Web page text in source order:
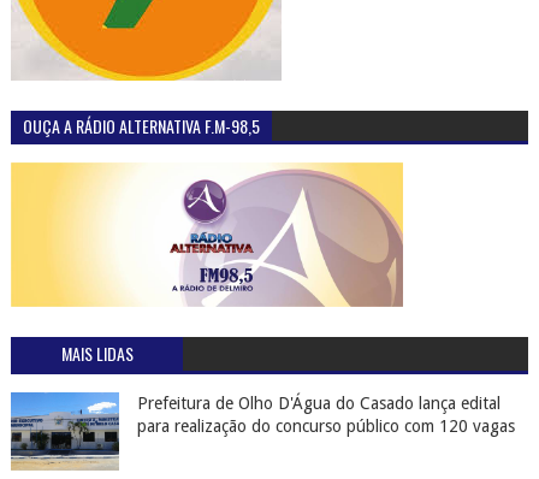
OUÇA A RÁDIO ALTERNATIVA F.M-98,5
MAIS LIDAS
Prefeitura de Olho D'Água do Casado lança edital
para realização do concurso público com 120 vagas